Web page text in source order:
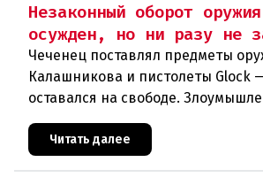
Незаконный оборот
осужден, но ни разу не
Чеченец поставлял предметы
Калашникова и пистолеты Glock
оставался на свободе.
используют незаконный оборот
террористических планах. Куйт
Читать далее